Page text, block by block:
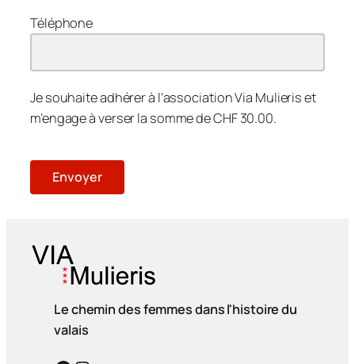
Téléphone
Je souhaite adhérer à l’association Via Mulieris et
m’engage à verser la somme de CHF 30.00.
Veuillez laisser ce champ vide.
Le chemin des femmes dans l'histoire du
valais